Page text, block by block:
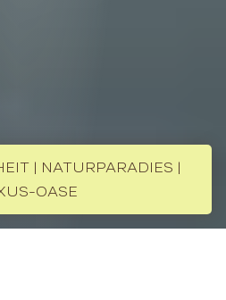
| NATURPARADIES |
OASE